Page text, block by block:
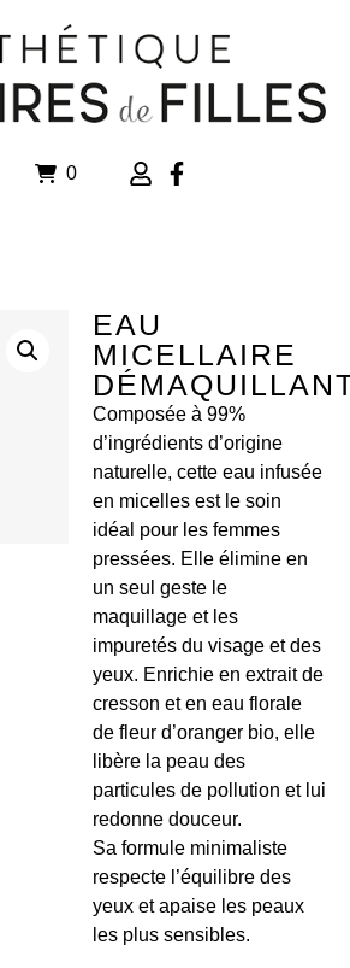
0
EAU
MICELLAIRE
Composée à 99%
d’ingrédients d’origine
naturelle, cette eau infusée
en micelles est le soin
idéal pour les femmes
pressées. Elle élimine en
un seul geste le
maquillage et les
impuretés du visage et des
yeux. Enrichie en extrait de
cresson et en eau florale
de fleur d’oranger bio, elle
libère la peau des
particules de pollution et lui
redonne douceur.
Sa formule minimaliste
respecte l’équilibre des
yeux et apaise les peaux
les plus sensibles.